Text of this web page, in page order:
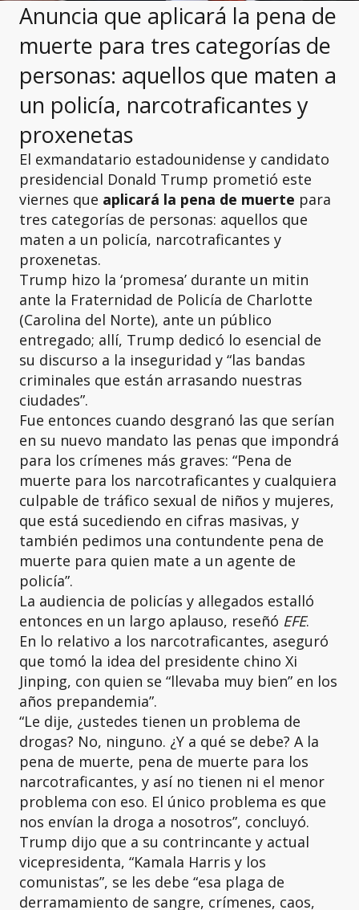
Anuncia que aplicará la pena de
muerte para tres categorías de
personas: aquellos que maten a
un policía, narcotraficantes y
proxenetas
El exmandatario estadounidense y candidato
presidencial Donald Trump prometió este
viernes que aplicará la pena de muerte para
tres categorías de personas: aquellos que
maten a un policía, narcotraficantes y
proxenetas.
Trump hizo la ‘promesa’ durante un mitin
ante la Fraternidad de Policía de Charlotte
(Carolina del Norte), ante un público
entregado; allí, Trump dedicó lo esencial de
su discurso a la inseguridad y “las bandas
criminales que están arrasando nuestras
ciudades”.
Fue entonces cuando desgranó las que serían
en su nuevo mandato las penas que impondrá
para los crímenes más graves: “Pena de
muerte para los narcotraficantes y cualquiera
culpable de tráfico sexual de niños y mujeres,
que está sucediendo en cifras masivas, y
también pedimos una contundente pena de
muerte para quien mate a un agente de
policía”.
La audiencia de policías y allegados estalló
entonces en un largo aplauso, reseñó EFE.
En lo relativo a los narcotraficantes, aseguró
que tomó la idea del presidente chino Xi
Jinping, con quien se “llevaba muy bien” en los
años prepandemia”.
“Le dije, ¿ustedes tienen un problema de
drogas? No, ninguno. ¿Y a qué se debe? A la
pena de muerte, pena de muerte para los
narcotraficantes, y así no tienen ni el menor
problema con eso. El único problema es que
nos envían la droga a nosotros”, concluyó.
Trump dijo que a su contrincante y actual
vicepresidenta, “Kamala Harris y los
comunistas”, se les debe “esa plaga de
derramamiento de sangre, crímenes, caos,